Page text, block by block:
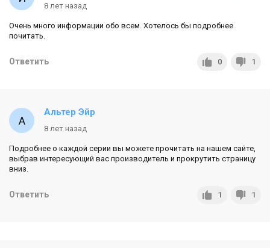
8 лет назад
Очень много информации обо всем. Хотелось бы подробнее
почитать.
Ответить 0 1
Альтер Эйр
8 лет назад
Подробнее о каждой серии вы можете прочитать на нашем сайте,
выбрав интересующий вас производитель и прокрутить страницу
вниз.
Ответить 1 1